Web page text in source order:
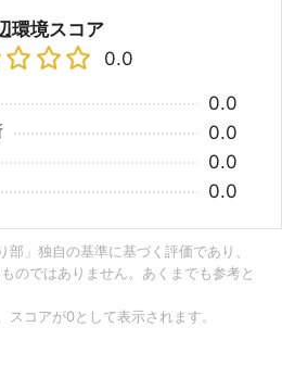
環境スコア
0.0
0.0
0.0
0.0
0.0
」独自の基準に基づく評価であり、
のではありません。あくまでも参考と
コアが0として表示されます。